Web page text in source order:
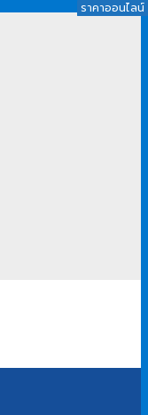
ราคาออนไลน์
ราคาออนไลน์
ราคาออนไลน์
ราคาออนไลน์
ราคาออนไลน์
ราคาออนไลน์
ราคาออนไลน์
ราคาออนไลน์
ราคาออนไลน์
ราคาออนไลน์
ราคาออนไลน์
ราคาออนไลน์
ราคาออนไลน์
ราคาออนไลน์
ราคาออนไลน์
ราคาออนไลน์
ราคาออนไลน์
ราคาออนไลน์
ราคาออนไลน์
ราคาออนไลน์
ราคาออนไลน์
ราคาออนไลน์
ราคาออนไลน์
ราคาออนไลน์
ราคาออนไลน์
ราคาออนไลน์
ราคาออนไลน์